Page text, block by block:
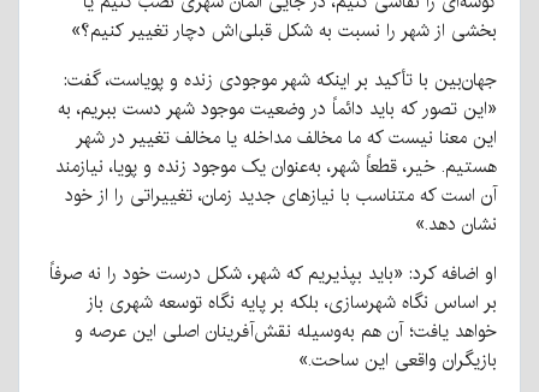
بخشی از شهر را نسبت به شکل قبلی‌اش دچار تغییر کنیم؟»
جهان‌بین با تأکید بر اینکه شهر موجودی زنده و پویاست، گفت:
«این تصور که باید دائماً در وضعیت موجود شهر دست ببریم، به
این معنا نیست که ما مخالف مداخله یا مخالف تغییر در شهر
هستیم. خیر، قطعاً شهر، به‌عنوان یک موجود زنده و پویا، نیازمند
آن است که متناسب با نیازهای جدید زمان، تغییراتی را از خود
نشان دهد.»
او اضافه کرد: «باید بپذیریم که شهر، شکل درست خود را نه صرفاً
بر اساس نگاه شهرسازی، بلکه بر پایه نگاه توسعه شهری باز
خواهد یافت؛ آن هم به‌وسیله نقش‌آفرینان اصلی این عرصه و
بازیگران واقعی این ساحت.»